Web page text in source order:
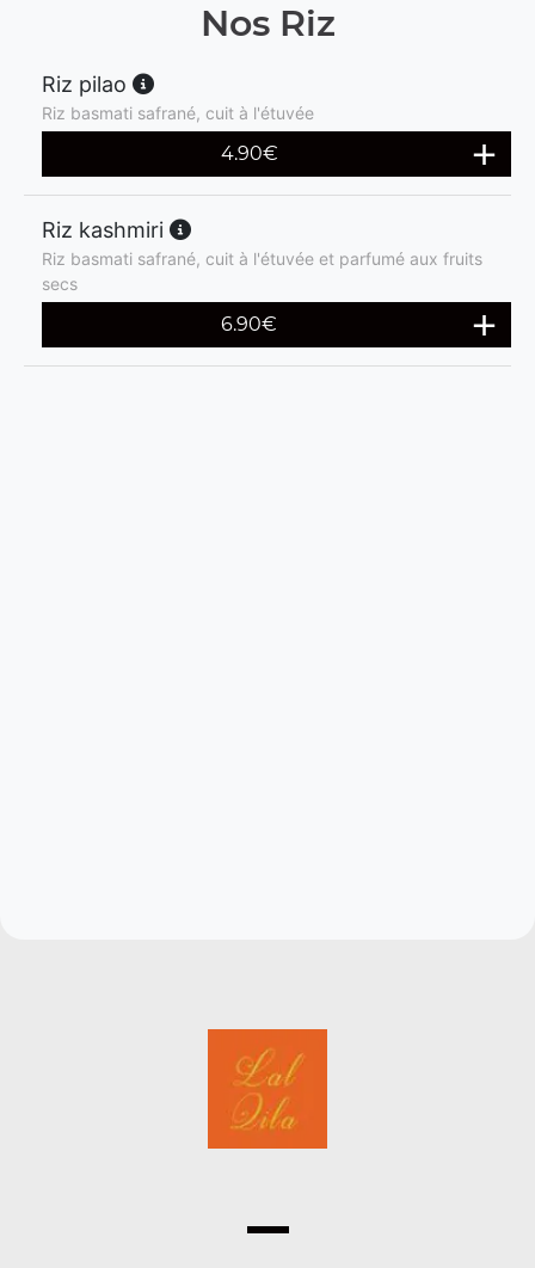
Nos Riz
Riz pilao
Riz basmati safrané, cuit à l'étuvée
4.90€
Riz kashmiri
Riz basmati safrané, cuit à l'étuvée et parfumé aux fruits
secs
6.90€